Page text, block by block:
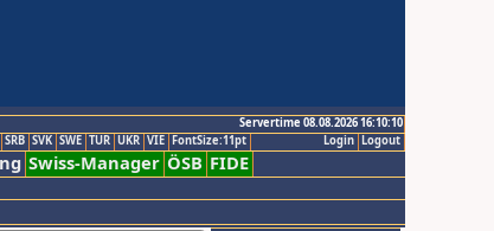
Servertime 08.08.2026 16:10:10
Logout
Login
SRB SVK SWE TUR UKR VIE FontSize:11pt
Swiss-Manager ÖSB FIDE